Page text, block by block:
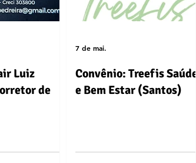
Luiz
de
Convênio: Treefis Saúde
e Bem Estar (Santos)
7 de mai.